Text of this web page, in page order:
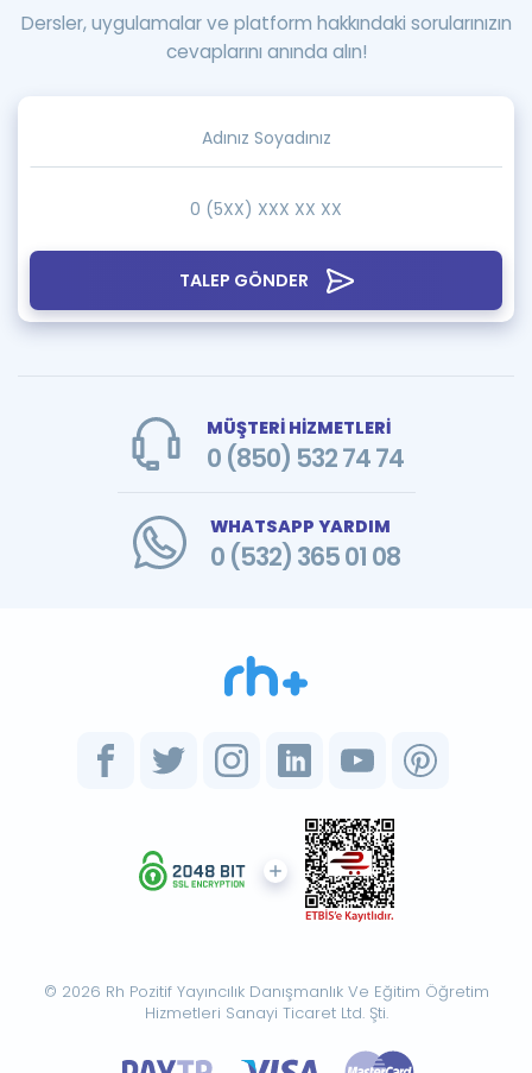
TALEP GÖNDER
Dersler, uygulamalar ve platform hakkındaki sorularınızın
cevaplarını anında alın!
MÜŞTERİ HİZMETLERİ
0 (850) 532 74 74
WHATSAPP YARDIM
0 (532) 365 01 08
© 2026 Rh Pozitif Yayıncılık Danışmanlık Ve Eğitim Öğretim
Hizmetleri Sanayi Ticaret Ltd. Şti.